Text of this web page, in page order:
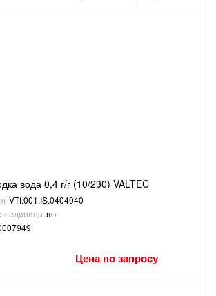
вода 0,4 г/г (10/230) VALTEC
VTf.001.IS.0404040
единица шт
Цена по запросу